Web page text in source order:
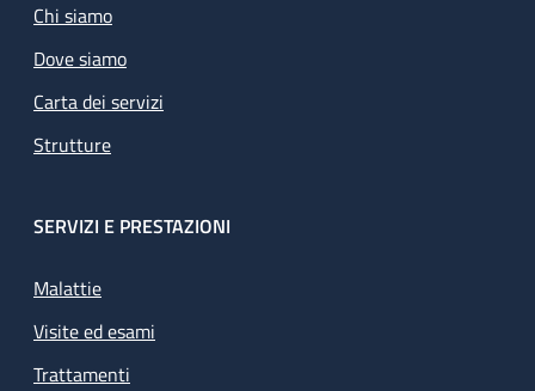
Chi siamo
Dove siamo
Carta dei servizi
Strutture
SERVIZI E PRESTAZIONI
Malattie
Visite ed esami
Trattamenti